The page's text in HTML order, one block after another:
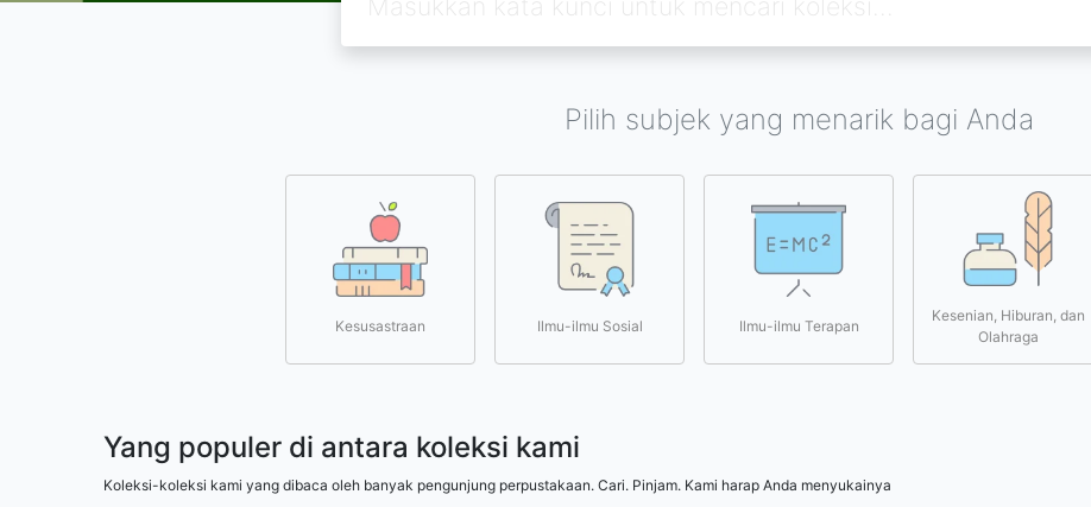
Pilih subjek yang menarik bagi Anda
Kesusastraan Ilmu-ilmu Sosial Ilmu-ilmu Terapan
Kesenian, Hiburan, dan
Olahraga
Yang populer di antara koleksi kami
Koleksi-koleksi kami yang dibaca oleh banyak pengunjung perpustakaan. Cari. Pinjam. Kami harap Anda menyukainya